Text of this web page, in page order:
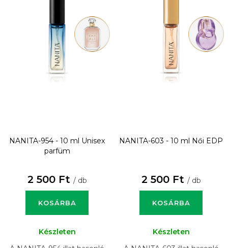
NANITA-954 - 10 ml Unisex
parfüm
2 500 Ft / db
KOSÁRBA
Készleten
NANITA-603 - 10 ml Női EDP
2 500 Ft / db
KOSÁRBA
Készleten